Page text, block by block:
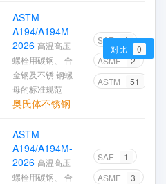
ASTM
A194/A194M-
2026 高温高压
螺栓用碳钢、 合
金钢及不锈 钢螺
母的标准规范
奥氏体不锈钢
SAE
1
ASME
2
ASTM
51
ASTM
A194/A194M-
2026 高温高压
螺栓用碳钢、 合
SAE
1
ASME
3
对比 0